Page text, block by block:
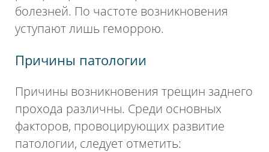
болезней. По частоте возникновения
уступают лишь геморрою.
Причины патологии
Причины возникновения трещин заднего
прохода различны. Среди основных
факторов, провоцирующих развитие
патологии, следует отметить: